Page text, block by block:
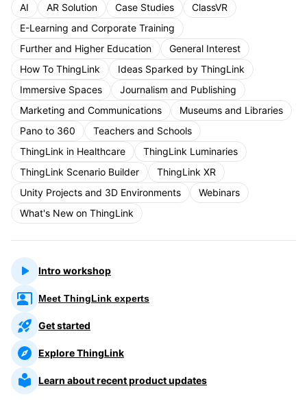
AI AR Solution Case Studies
ClassVR
E-Learning and Corporate Training
Further and Higher Education
General Interest
How To ThingLink
Ideas Sparked by ThingLink
Immersive Spaces
Journalism and Publishing
Marketing and Communications
Museums and Libraries
Pano to 360
Teachers and Schools
ThingLink in Healthcare
ThingLink Luminaries
ThingLink Scenario Builder
ThingLink XR
Unity Projects and 3D Environments
Webinars
What's New on ThingLink
Intro workshop
Meet ThingLink experts
Get started
Explore ThingLink
Learn about recent product updates